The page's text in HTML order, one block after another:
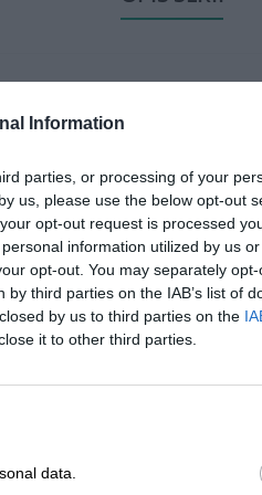
Information
parties, or processing of your
us, please use the below opt-out
opt-out request is processed
information utilized by us
opt-out. You may separately
third parties on the IAB’s list of
by us to third parties on the
it to other third parties.
data.
w laptopach, notebookach,
w sytuacjach, gdy urządzenie
do różnych modeli
typu oraz czasu pracy na baterii.
się różnić w zależności od modelu
określony czas pracy na baterii
litowo-jonowa, mają
ROZWIŃ PEŁEN OPIS
laptopa, należy posługiwać się